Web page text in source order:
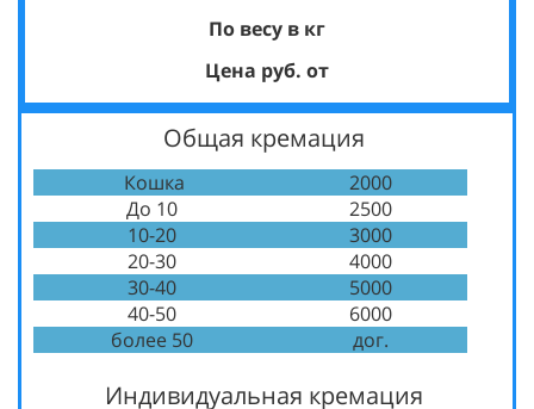
По весу в кг
Цена руб. от
Общая кремация
Кошка
2000
До 10
2500
10-20
3000
20-30
4000
30-40
5000
40-50
6000
более 50
дог.
Индивидуальная кремация